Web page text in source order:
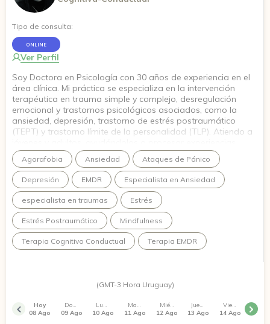
Tipo de consulta:
ONLINE
Ver Perfil
Soy Doctora en Psicología con 30 años de experiencia en el
área clínica. Mi práctica se especializa en la intervención
terapéutica en trauma simple y complejo, desregulación
emocional y trastornos psicológicos asociados, como la
ansiedad, depresión, trastorno de estrés postraumático
(TEPT) y trastorno límite de la personalidad (TLP). Atiendo a
traumáticas y desarrollar habilidades de regulación
emocional para fomentar su bienestar y crecimiento
personal.
Agorafobia Ansiedad Ataques de Pánico
Depresión EMDR Especialista en Ansiedad
especialista en traumas Estrés
Estrés Postraumático Mindfulness
Terapia Cognitivo Conductual Terapia EMDR
(GMT-3 Hora Uruguay)
Hoy
08 Ago
Domingo
09 Ago
Lunes
10 Ago
Martes
11 Ago
Miércoles
12 Ago
Jueves
13 Ago
Viernes
14 Ago